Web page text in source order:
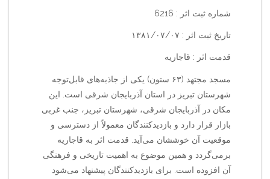
شماره ثبت اثر : 6216
تاریخ ثبت اثر : ۱۳۸۱/۰۷/۰۷
قدمت اثر : قاجاریه
مسجد مجتهد (۶۳ ستون) یکی از جاذبه‌های قابل‌توجه
شهرستان تبریز در استان آذربایجان شرقی است. این
مکان در آذربایجان شرقی، شهرستان تبریز، جنب غربی
بازار قرار دارد و بازدیدکنندگان معمولاً از دسترسی و
موقعیت آن خوششان می‌آید. قدمت اثر به قاجاریه
برمی‌گردد و همین موضوع به اهمیت تاریخی و فرهنگی
آن افزوده است. برای بازدیدکنندگان پیشنهاد می‌شود